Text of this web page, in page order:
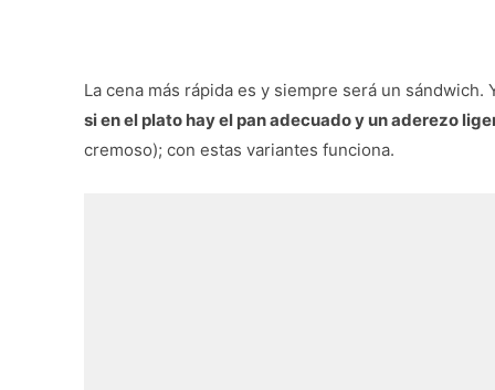
La cena más rápida es y siempre será un
si en el plato hay el pan adecuado y un aderezo
cremoso); con estas variantes funciona.